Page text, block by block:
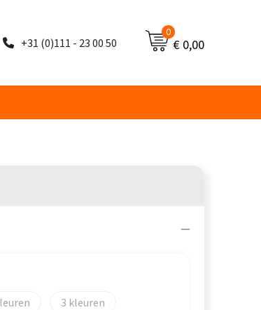
+31 (0)111 - 23 00 50
0
€ 0,00
3